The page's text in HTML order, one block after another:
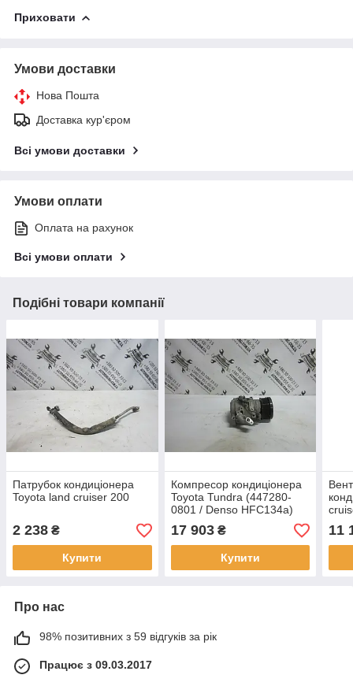
Приховати
Умови доставки
Нова Пошта
Доставка кур'єром
Всі умови доставки
Умови оплати
Оплата на рахунок
Всі умови оплати
Подібні товари компанії
Патрубок кондиціонера
Toyota land cruiser 200
2 238 ₴
Купити
Компресор кондиціонера
Toyota Tundra (447280-
0801 / Denso HFC134a)
17 903₴
Купити
11
Про нас
98% позитивних з 59 відгуків за рік
Працює з 09.03.2017